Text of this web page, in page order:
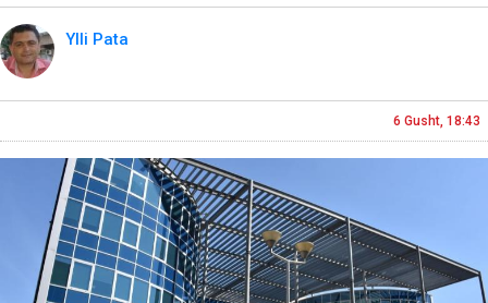
Ylli Pata
6 Gusht, 18:43